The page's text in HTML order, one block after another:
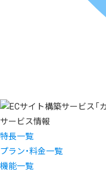
サービス情報
特長一覧
プラン・料金一覧
機能一覧